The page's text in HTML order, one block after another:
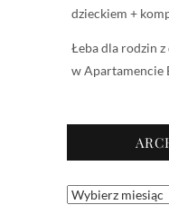
dzieckiem +
Łeba dla rodzin
w Apartamencie
Archiwum